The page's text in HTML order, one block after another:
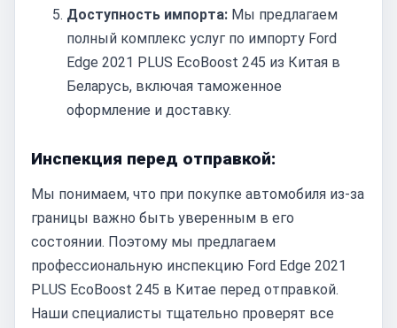
Доступность импорта: Мы предлагаем
полный комплекс услуг по импорту Ford
Edge 2021 PLUS EcoBoost 245 из Китая в
Беларусь, включая таможенное
оформление и доставку.
Инспекция перед отправкой:
Мы понимаем, что при покупке автомобиля из-за
границы важно быть уверенным в его
состоянии. Поэтому мы предлагаем
профессиональную инспекцию Ford Edge 2021
PLUS EcoBoost 245 в Китае перед отправкой.
Наши специалисты тщательно проверят все